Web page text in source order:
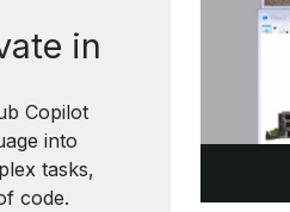
in
Copilot
into
tasks,
code.